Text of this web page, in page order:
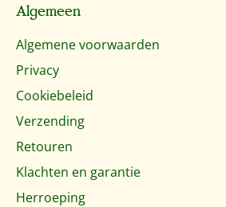
Algemeen
Algemene voorwaarden
Privacy
Cookiebeleid
Verzending
Retouren
Klachten en garantie
Herroeping